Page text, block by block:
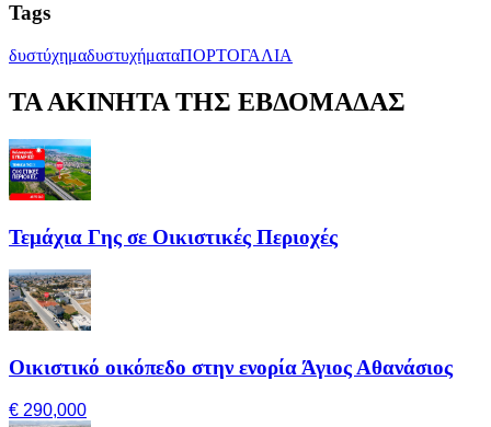
Tags
δυστύχημαδυστυχήματαΠΟΡΤΟΓΑΛΙΑ
ΤΑ ΑΚΙΝΗΤΑ ΤΗΣ ΕΒΔΟΜΑΔΑΣ
Τεμάχια Γης σε Οικιστικές Περιοχές
Οικιστικό οικόπεδο στην ενορία Άγιος Αθανάσιος
€ 290,000